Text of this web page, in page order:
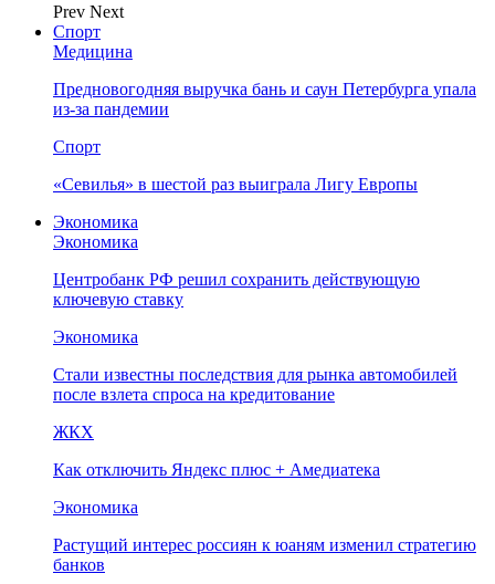
Prev Next
Спорт
Медицина
Предновогодняя выручка бань и саун Петербурга упала
из-за пандемии
Спорт
«Севилья» в шестой раз выиграла Лигу Европы
Экономика
Экономика
Центробанк РФ решил сохранить действующую
ключевую ставку
Экономика
Стали известны последствия для рынка автомобилей
после взлета спроса на кредитование
ЖКХ
Как отключить Яндекс плюс + Амедиатека
Экономика
Растущий интерес россиян к юаням изменил стратегию
банков